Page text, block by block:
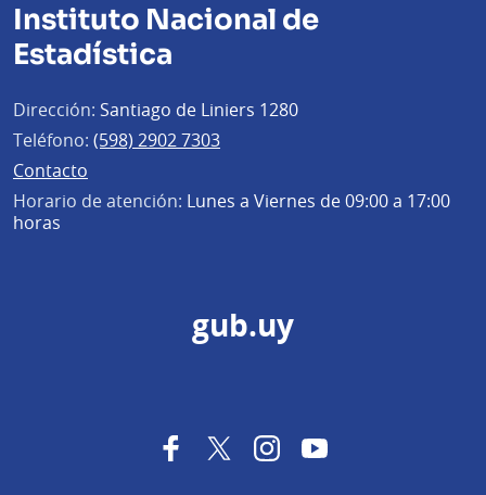
Instituto Nacional de
Estadística
Dirección: Santiago de Liniers 1280
Teléfono: (598) 2902 7303
Contacto
Horario de atención: Lunes a Viernes de 09:00 a 17:00
horas
gub.uy
FacebookTwitterInstagramYouTube